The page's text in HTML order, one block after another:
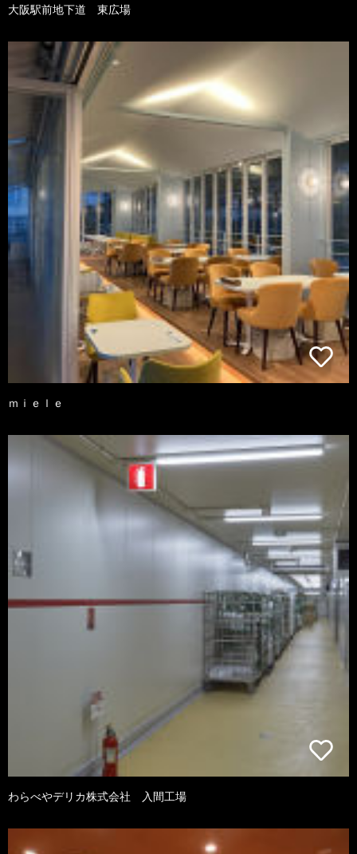
大阪駅前地下道 東広場
ｍｉｅｌｅ
わらべやデリカ株式会社 入間工場